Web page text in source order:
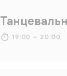
19:00 — 20:00